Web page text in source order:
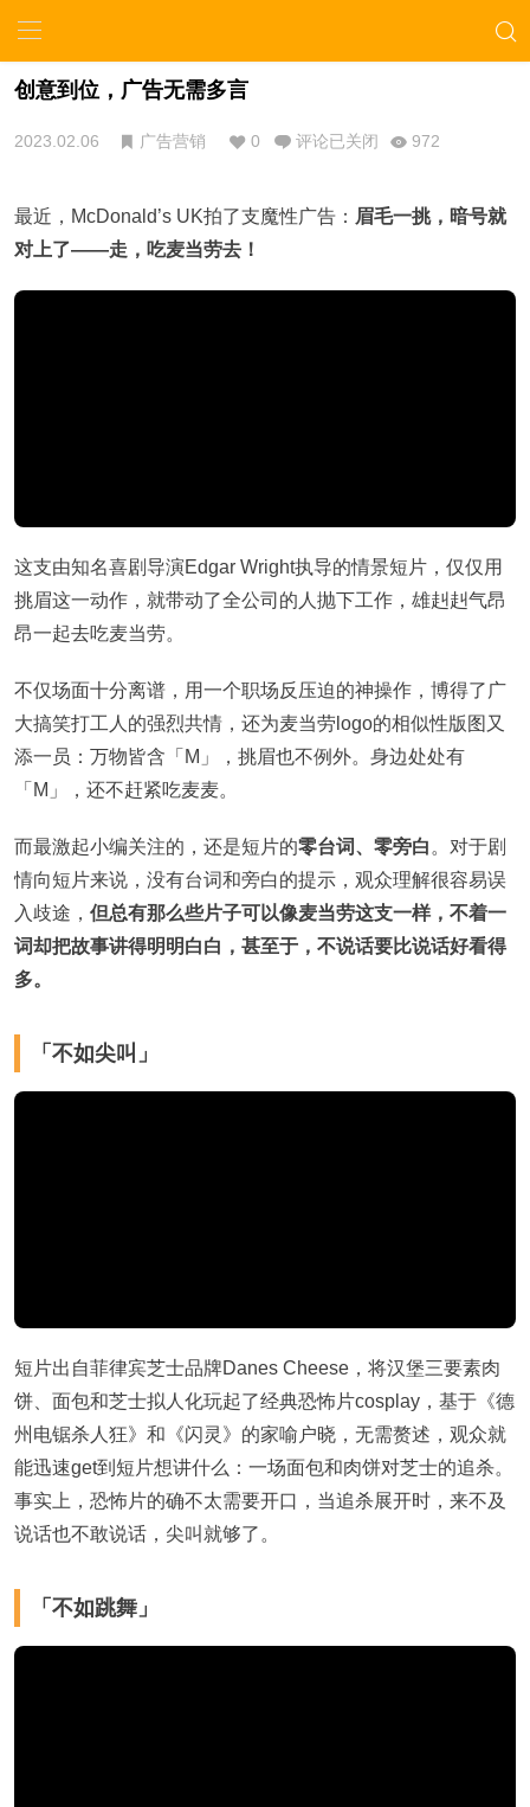
创意到位，广告无需多言
2023.02.06 广告营销 0 评论已关闭 972
最近，McDonald’s UK拍了支魔性广告： 眉毛一挑，暗号就
对上了——走，吃麦当劳去！
这支由知名喜剧导演Edgar Wright执导的情景短片，仅仅用
挑眉这一动作，就带动了全公司的人抛下工作，雄赳赳气昂
昂一起去吃麦当劳。
不仅场面十分离谱，用一个职场反压迫的神操作，博得了广
大搞笑打工人的强烈共情，还为麦当劳logo的相似性版图又
添一员：万物皆含「M」，挑眉也不例外。身边处处有
「M」，还不赶紧吃麦麦。
而最激起小编关注的，还是短片的零台词、零旁白 。对于剧
情向短片来说，没有台词和旁白的提示，观众理解很容易误
入歧途， 但总有那么些片子可以像麦当劳这支一样，不着一
词却把故事讲得明明白白，甚至于，不说话要比说话好看得
多。
「不如尖叫」
短片出自菲律宾芝士品牌Danes Cheese，将汉堡三要素肉
饼、面包和芝士拟人化玩起了经典恐怖片cosplay，基于《德
州电锯杀人狂》和《闪灵》的家喻户晓，无需赘述，观众就
能迅速get到短片想讲什么：一场面包和肉饼对芝士的追杀。
事实上，恐怖片的确不太需要开口，当追杀展开时，来不及
说话也不敢说话，尖叫就够了。
「不如跳舞」